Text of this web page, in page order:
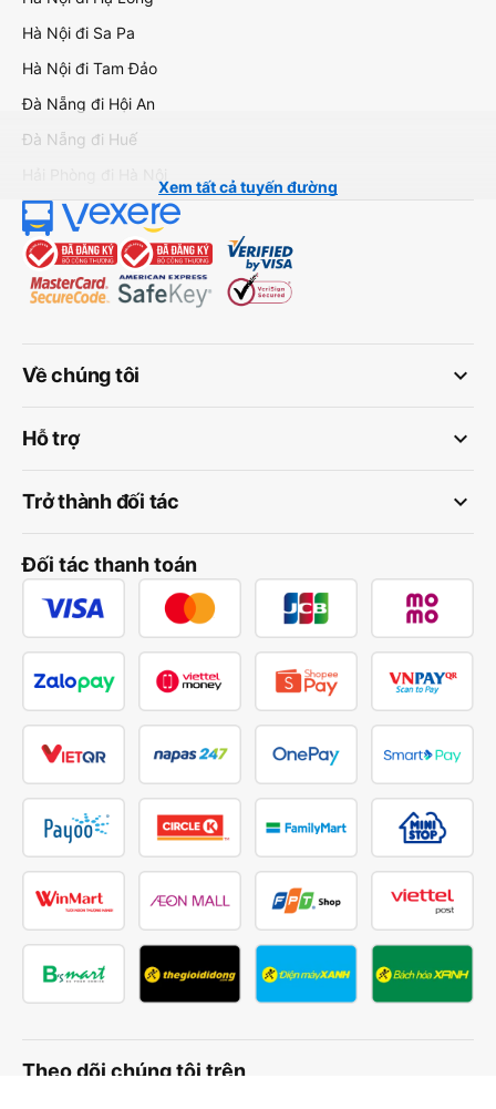
Hà Nội đi Sa Pa
Hà Nội đi Tam Đảo
Đà Nẵng đi Hội An
Đà Nẵng đi Huế
Xem tất cả tuyến đường
keyboard_arrow_down
Về chúng tôi
keyboard_arrow_down
Hỗ trợ
keyboard_arrow_down
Trở thành đối tác
Đối tác thanh toán
Theo dõi chúng tôi trên